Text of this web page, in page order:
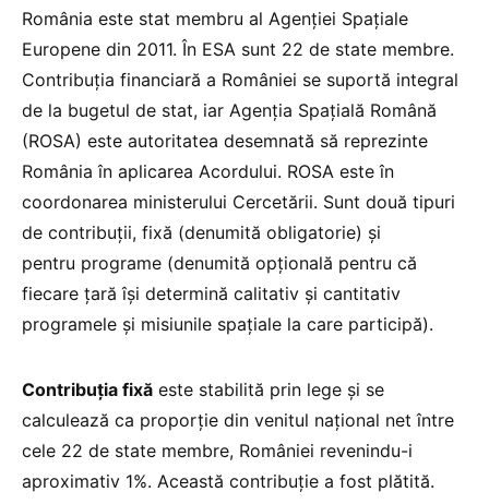
România este stat membru al Agenţiei Spaţiale
Europene din 2011. În ESA sunt 22 de state membre.
Contribuţia financiară a României se suportă integral
de la bugetul de stat, iar Agenţia Spaţială Română
(ROSA) este autoritatea desemnată să reprezinte
România în aplicarea Acordului. ROSA este în
coordonarea ministerului Cercetării. Sunt două tipuri
de contribuții, fixă (denumită obligatorie) și
pentru programe (denumită opțională pentru că
fiecare țară își determină calitativ și cantitativ
programele și misiunile spațiale la care participă).
Contribuția fixă este stabilită prin lege și se
calculează ca proporție din venitul național net între
cele 22 de state membre, României revenindu-i
aproximativ 1%. Această contribuţie a fost plătită.